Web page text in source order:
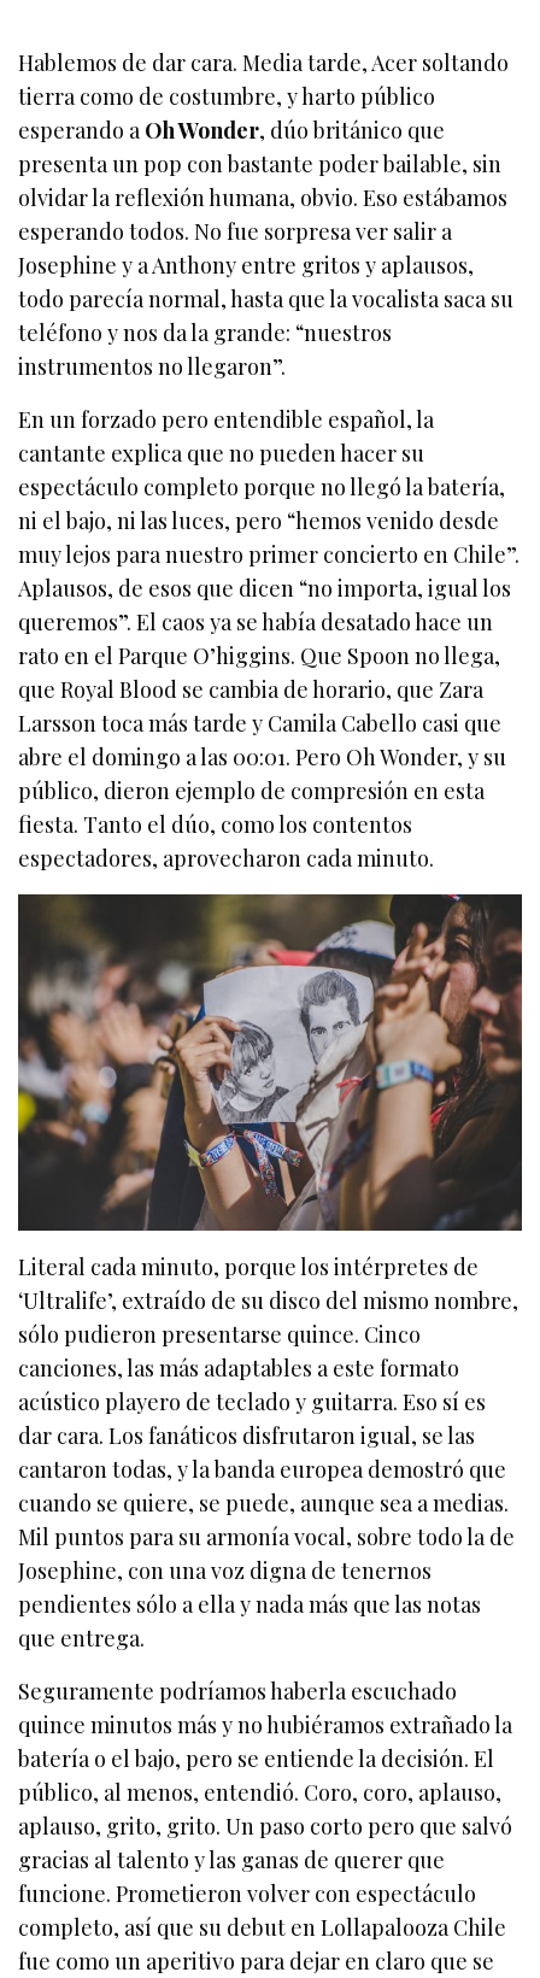
Hablemos de dar cara. Media tarde, Acer soltando
tierra como de costumbre, y harto público
esperando a Oh Wonder, dúo británico que
presenta un pop con bastante poder bailable, sin
olvidar la reflexión humana, obvio. Eso estábamos
esperando todos. No fue sorpresa ver salir a
Josephine y a Anthony entre gritos y aplausos,
todo parecía normal, hasta que la vocalista saca su
teléfono y nos da la grande: “nuestros
instrumentos no llegaron”.
En un forzado pero entendible español, la
cantante explica que no pueden hacer su
espectáculo completo porque no llegó la batería,
ni el bajo, ni las luces, pero “hemos venido desde
muy lejos para nuestro primer concierto en Chile”.
Aplausos, de esos que dicen “no importa, igual los
queremos”. El caos ya se había desatado hace un
rato en el Parque O’higgins. Que Spoon no llega,
que Royal Blood se cambia de horario, que Zara
Larsson toca más tarde y Camila Cabello casi que
abre el domingo a las 00:01. Pero Oh Wonder, y su
público, dieron ejemplo de compresión en esta
fiesta. Tanto el dúo, como los contentos
espectadores, aprovecharon cada minuto.
Literal cada minuto, porque los intérpretes de
‘Ultralife’, extraído de su disco del mismo nombre,
sólo pudieron presentarse quince. Cinco
canciones, las más adaptables a este formato
acústico playero de teclado y guitarra. Eso sí es
dar cara. Los fanáticos disfrutaron igual, se las
cantaron todas, y la banda europea demostró que
cuando se quiere, se puede, aunque sea a medias.
Mil puntos para su armonía vocal, sobre todo la de
Josephine, con una voz digna de tenernos
pendientes sólo a ella y nada más que las notas
que entrega.
Seguramente podríamos haberla escuchado
quince minutos más y no hubiéramos extrañado la
batería o el bajo, pero se entiende la decisión. El
público, al menos, entendió. Coro, coro, aplauso,
aplauso, grito, grito. Un paso corto pero que salvó
gracias al talento y las ganas de querer que
funcione. Prometieron volver con espectáculo
completo, así que su debut en Lollapalooza Chile
fue como un aperitivo para dejar en claro que se